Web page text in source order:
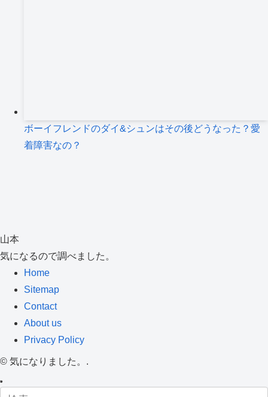
ボーイフレンドのダイ&シュンはその後どうなった？愛
着障害なの？
山本
気になるので調べました。
Home
Sitemap
Contact
About us
Privacy Policy
© 気になりました。.